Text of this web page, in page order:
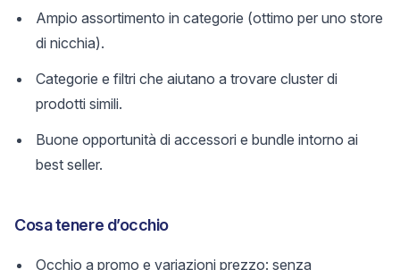
Ampio assortimento in categorie (ottimo per uno store
di nicchia).
Categorie e filtri che aiutano a trovare cluster di
prodotti simili.
Buone opportunità di accessori e bundle intorno ai
best seller.
Cosa tenere d’occhio
Occhio a promo e variazioni prezzo: senza